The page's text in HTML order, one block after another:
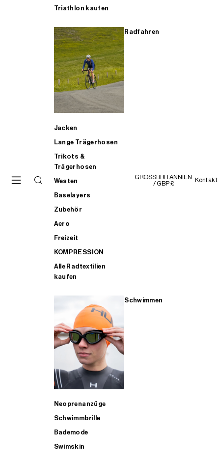
Triathlon kaufen
Radfahren
Jacken
Lange Trägerhosen
Trikots &
Trägerhosen
Westen
Baselayers
Zubehör
Aero
Freizeit
KOMPRESSION
Alle Radtextilien
kaufen
Schwimmen
Neoprenanzüge
Schwimmbrille
Bademode
Swimskin
GROSSBRITANNIEN
/ GBP £
Kontakt